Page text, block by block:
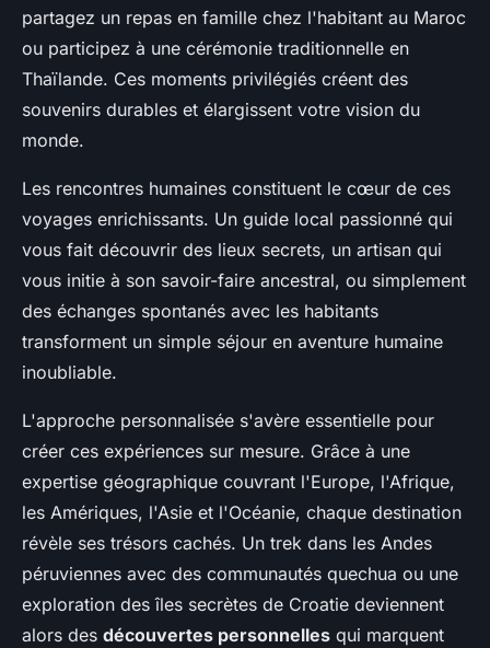
partagez un repas en famille chez l'habitant au Maroc
ou participez à une cérémonie traditionnelle en
Thaïlande. Ces moments privilégiés créent des
souvenirs durables et élargissent votre vision du
monde.
Les rencontres humaines constituent le cœur de ces
voyages enrichissants. Un guide local passionné qui
vous fait découvrir des lieux secrets, un artisan qui
vous initie à son savoir-faire ancestral, ou simplement
des échanges spontanés avec les habitants
transforment un simple séjour en aventure humaine
inoubliable.
L'approche personnalisée s'avère essentielle pour
créer ces expériences sur mesure. Grâce à une
expertise géographique couvrant l'Europe, l'Afrique,
les Amériques, l'Asie et l'Océanie, chaque destination
révèle ses trésors cachés. Un trek dans les Andes
péruviennes avec des communautés quechua ou une
exploration des îles secrètes de Croatie deviennent
alors des découvertes personnelles qui marquent